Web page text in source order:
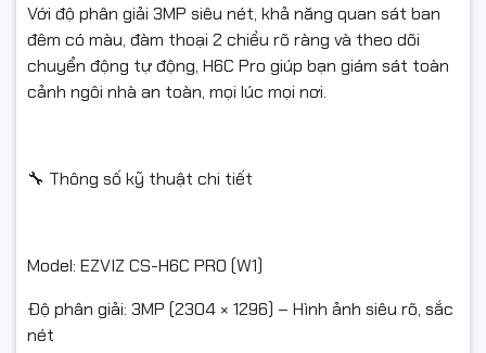
Với độ phân giải 3MP siêu nét, khả năng quan sát ban
đêm có màu, đàm thoại 2 chiều rõ ràng và theo dõi
chuyển động tự động, H6C Pro giúp bạn giám sát toàn
cảnh ngôi nhà an toàn, mọi lúc mọi nơi.
🔧 Thông số kỹ thuật chi tiết
Model: EZVIZ CS-H6C PRO (W1)
Độ phân giải: 3MP (2304 × 1296) – Hình ảnh siêu rõ, sắc
nét
#ngocthocomputer